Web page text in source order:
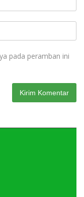
pada peramban ini